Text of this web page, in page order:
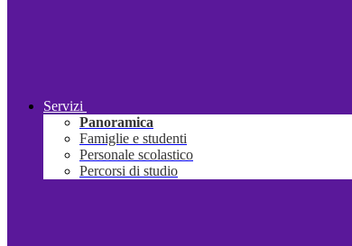
Servizi
Panoramica
Famiglie e studenti
Personale scolastico
Percorsi di studio